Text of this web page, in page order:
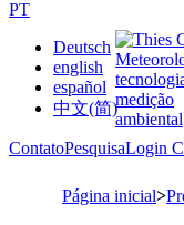
PT
Deutsch
english
español
中文(简)
ContatoPesquisaLogin
Página inicial>